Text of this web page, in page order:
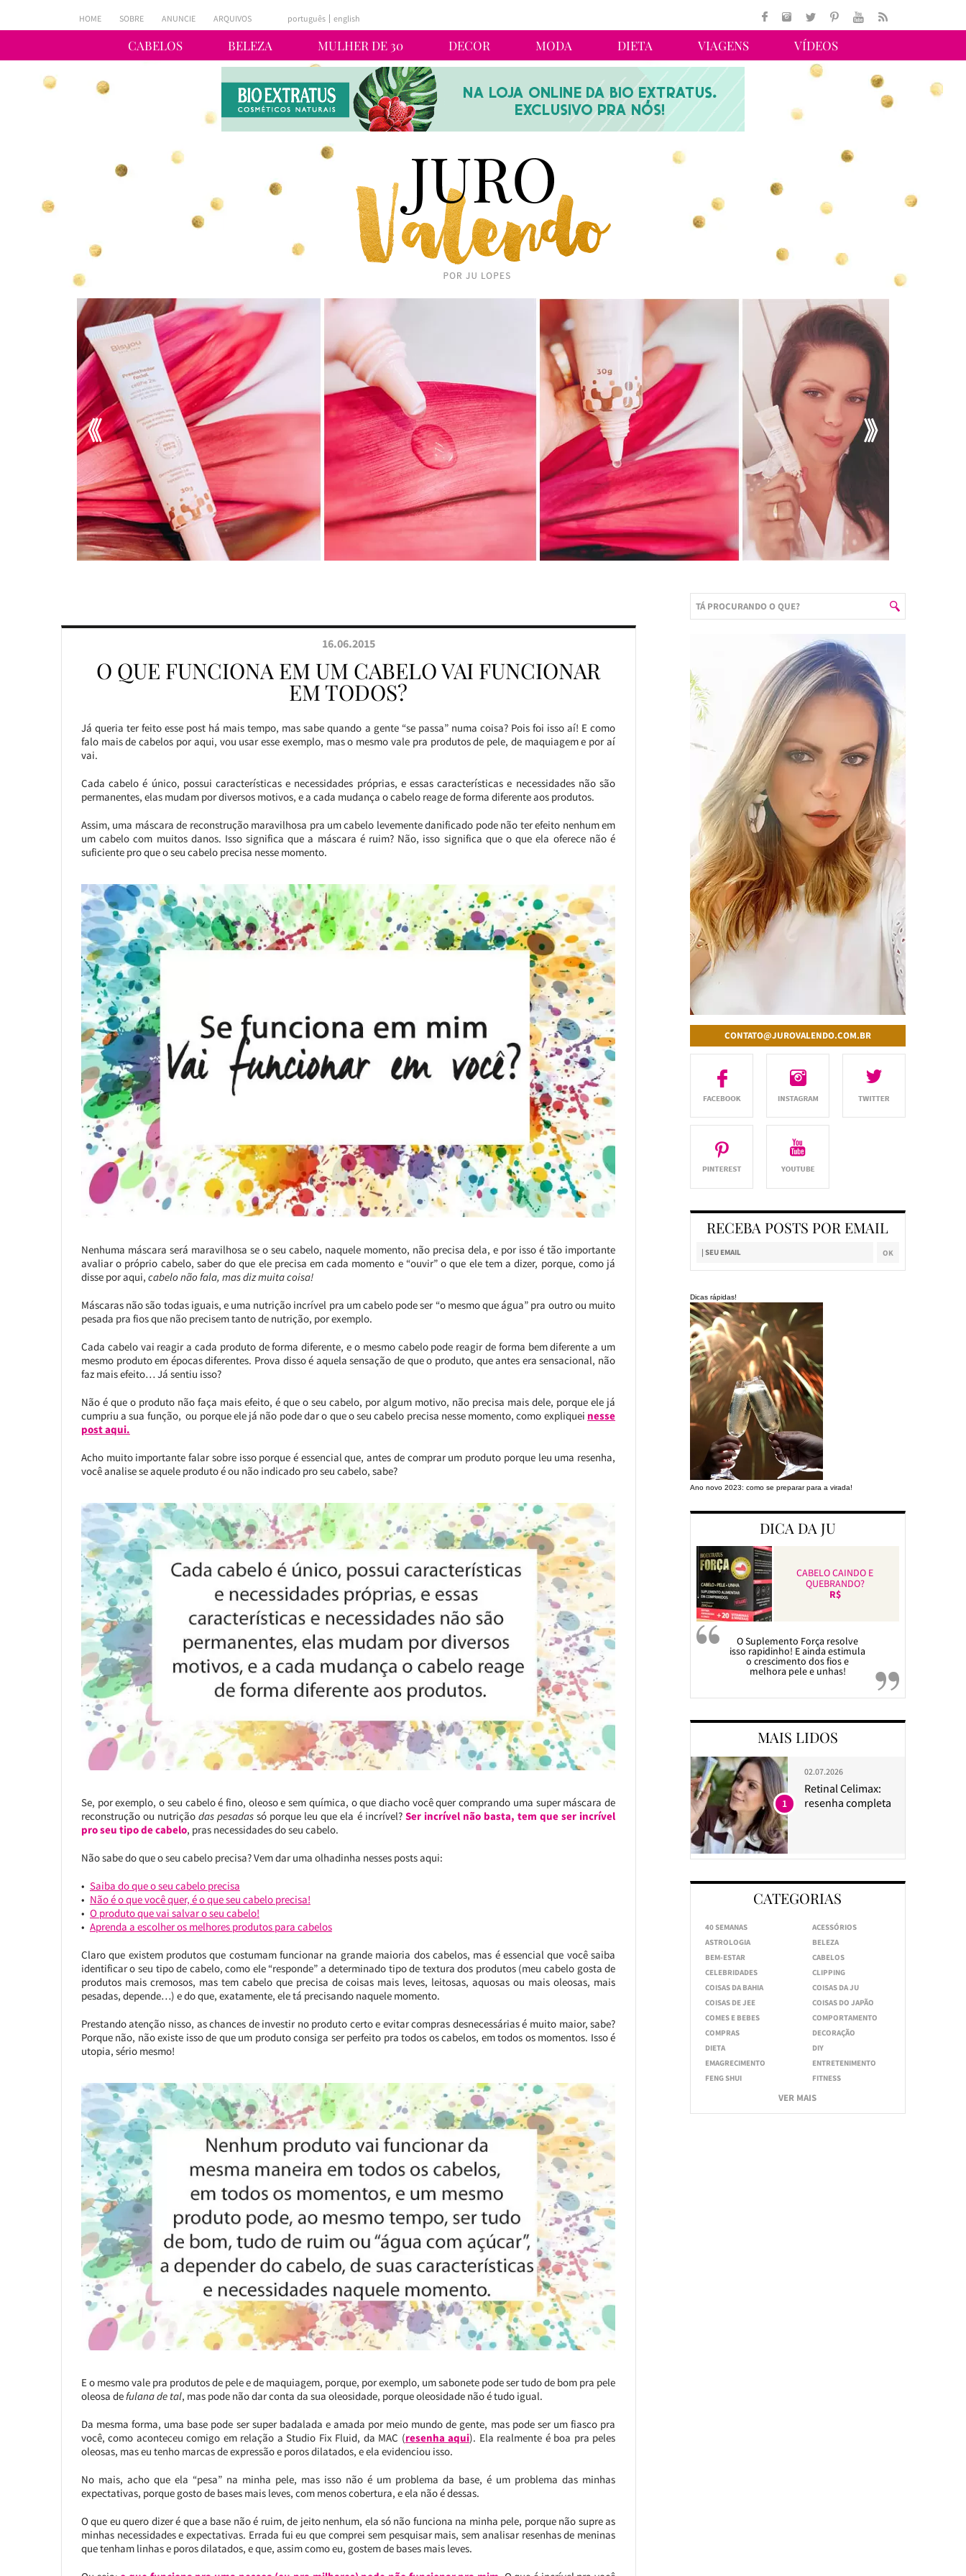
CABELOS BELEZA MULHER DE 30 DECOR MODA DIETA VIAGENS VÍDEOS
HOME SOBRE ANUNCIE ARQUIVOS português english
16.06.2015
O QUE FUNCIONA EM UM CABELO VAI FUNCIONAR
EM TODOS?
Já queria ter feito esse post há mais tempo, mas sabe quando a gente “se passa” numa coisa? Pois foi isso aí! E como
falo mais de cabelos por aqui, vou usar esse exemplo, mas o mesmo vale pra produtos de pele, de maquiagem e por aí
vai.
Cada cabelo é único, possui características e necessidades próprias, e essas características e necessidades não são
permanentes, elas mudam por diversos motivos, e a cada mudança o cabelo reage de forma diferente aos produtos.
Assim, uma máscara de reconstrução maravilhosa pra um cabelo levemente danificado pode não ter efeito nenhum em
um cabelo com muitos danos. Isso significa que a máscara é ruim? Não, isso significa que o que ela oferece não é
suficiente pro que o seu cabelo precisa nesse momento.
Nenhuma máscara será maravilhosa se o seu cabelo, naquele momento, não precisa dela, e por isso é tão importante
avaliar o próprio cabelo, saber do que ele precisa em cada momento e “ouvir” o que ele tem a dizer, porque, como já
disse por aqui, cabelo não fala, mas diz muita coisa!
Máscaras não são todas iguais, e uma nutrição incrível pra um cabelo pode ser “o mesmo que água” pra outro ou muito
pesada pra fios que não precisem tanto de nutrição, por exemplo.
Cada cabelo vai reagir a cada produto de forma diferente, e o mesmo cabelo pode reagir de forma bem diferente a um
mesmo produto em épocas diferentes. Prova disso é aquela sensação de que o produto, que antes era sensacional, não
faz mais efeito… Já sentiu isso?
Não é que o produto não faça mais efeito, é que o seu cabelo, por algum motivo, não precisa mais dele, porque ele já
cumpriu a sua função, ou porque ele já não pode dar o que o seu cabelo precisa nesse momento, como expliquei nesse
post aqui.
Acho muito importante falar sobre isso porque é essencial que, antes de comprar um produto porque leu uma resenha,
você analise se aquele produto é ou não indicado pro seu cabelo, sabe?
Se, por exemplo, o seu cabelo é fino, oleoso e sem química, o que diacho você quer comprando uma super máscara de
reconstrução ou nutriçãodas pesadas só porque leu que ela é incrível? Ser incrível não basta, tem que ser incrível
pro seu tipo de cabelo, pras necessidades do seu cabelo.
Não sabe do que o seu cabelo precisa? Vem dar uma olhadinha nesses posts aqui:
Saiba do que o seu cabelo precisa
Não é o que você quer, é o que seu cabelo precisa!
O produto que vai salvar o seu cabelo!
Aprenda a escolher os melhores produtos para cabelos
Claro que existem produtos que costumam funcionar na grande maioria dos cabelos, mas é essencial que você saiba
identificar o seu tipo de cabelo, como ele “responde” a determinado tipo de textura dos produtos (meu cabelo gosta de
produtos mais cremosos, mas tem cabelo que precisa de coisas mais leves, leitosas, aquosas ou mais oleosas, mais
pesadas, depende…) e do que, exatamente, ele tá precisando naquele momento.
Prestando atenção nisso, as chances de investir no produto certo e evitar compras desnecessárias é muito maior, sabe?
Porque não, não existe isso de que um produto consiga ser perfeito pra todos os cabelos, em todos os momentos. Isso é
utopia, sério mesmo!
E o mesmo vale pra produtos de pele e de maquiagem, porque, por exemplo, um sabonete pode ser tudo de bom pra pele
oleosa de fulana de tal, mas pode não dar conta da sua oleosidade, porque oleosidade não é tudo igual.
Da mesma forma, uma base pode ser super badalada e amada por meio mundo de gente, mas pode ser um fiasco pra
você, como aconteceu comigo em relação a Studio Fix Fluid, da MAC (resenha aqui). Ela realmente é boa pra peles
oleosas, mas eu tenho marcas de expressão e poros dilatados, e ela evidenciou isso.
No mais, acho que ela “pesa” na minha pele, mas isso não é um problema da base, é um problema das minhas
expectativas, porque gosto de bases mais leves, com menos cobertura, e ela não é dessas.
O que eu quero dizer é que a base não é ruim, de jeito nenhum, ela só não funciona na minha pele, porque não supre as
minhas necessidades e expectativas. Errada fui eu que comprei sem pesquisar mais, sem analisar resenhas de meninas
que tenham linhas e poros dilatados, e que, assim como eu, gostem de bases mais leves.
CONTATO@JUROVALENDO.COM.BR
RECEBA POSTS POR EMAIL
Dicas rápidas!
Ano novo 2023: como se preparar para a virada!
DICA DA JU
CABELO CAINDO E
QUEBRANDO?
R$
O Suplemento Força resolve
isso rapidinho! E ainda estimula
o crescimento dos fios e
melhora pele e unhas!
MAIS LIDOS
02.07.2026
Retinal Celimax:
resenha completa
1
CATEGORIAS
40 SEMANAS
ACESSÓRIOS
ASTROLOGIA
BELEZA
BEM-ESTAR
CABELOS
CELEBRIDADES
CLIPPING
COISAS DA BAHIA
COISAS DA JU
COISAS DE JEE
COISAS DO JAPÃO
COMES E BEBES
COMPORTAMENTO
COMPRAS
DECORAÇÃO
DIETA
DIY
EMAGRECIMENTO
ENTRETENIMENTO
FENG SHUI
FITNESS
VER MAIS